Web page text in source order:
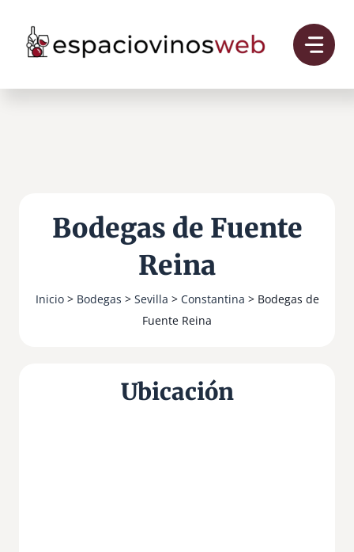
contenido
Bodegas de Fuente
Reina
Inicio> Bodegas > Sevilla > Constantina > Bodegas de
Fuente Reina
Ubicación